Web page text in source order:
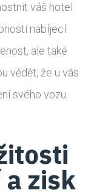
váš hotel
nabíjecí
ale také
vědět, že u vás
svého vozu.
zisk